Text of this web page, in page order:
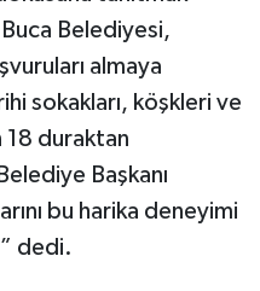
Buca Belediyesi,
almaya
sokakları, köşkleri ve
18 duraktan
Başkanı
bu harika deneyimi
dedi.